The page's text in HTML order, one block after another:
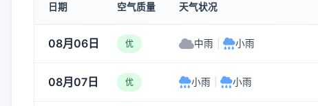
日期 空气质量 天气状况
08月06日 优 中雨 小雨
08月07日 优 小雨 小雨